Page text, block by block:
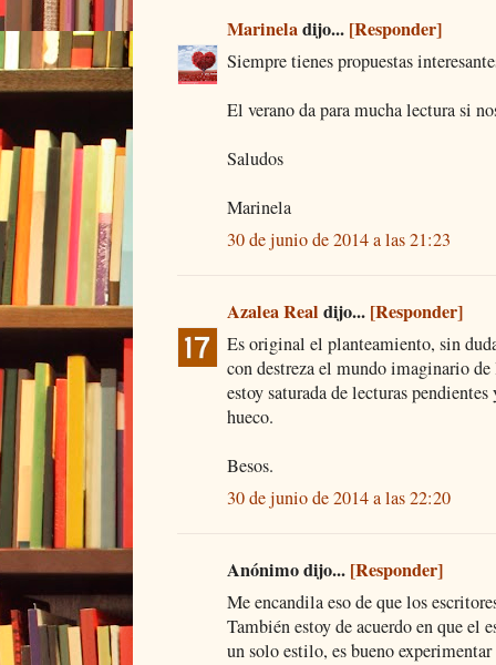
Marineladijo... [Responder]
Siempre tienes propuestas
El verano da para mucha lectura si
Saludos
Marinela
30 de junio de 2014 a las 21:23
Azalea Real dijo... [Responder]
Es original el planteamiento, sin
con destreza el mundo imaginario
estoy saturada de lecturas
hueco.
Besos.
30 de junio de 2014 a las 22:20
Anónimo dijo... [Responder]
Me encandila eso de que los
También estoy de acuerdo en que el
un solo estilo, es bueno